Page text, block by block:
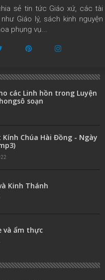
sẻ tin tức Giáo xứ, các tài
Giáo lý, sách kinh nguyện
phụng vụ...
các Linh hồn trong Luyện
soạn
Chúa Hài Đồng - Ngày
Kinh Thánh
và ẩm thực